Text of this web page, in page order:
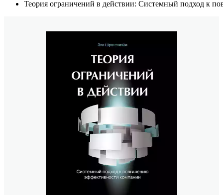
Теория ограничений в действии: Системный подход к